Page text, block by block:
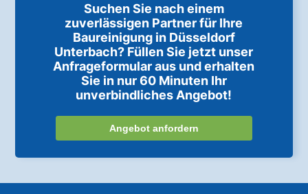
Suchen Sie nach einem
zuverlässigen Partner für Ihre
Baureinigung in Düsseldorf
Unterbach? Füllen Sie jetzt unser
Anfrageformular aus und erhalten
Sie in nur 60 Minuten Ihr
unverbindliches Angebot!
Angebot anfordern